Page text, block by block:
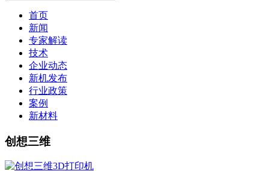
首页
新闻
专家解读
技术
企业动态
新机发布
行业政策
案例
新材料
创想三维